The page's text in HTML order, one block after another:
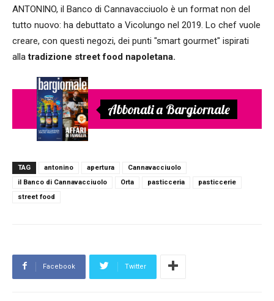
ANTONINO, il Banco di Cannavacciuolo è un format non del
tutto nuovo: ha debuttato a Vicolungo nel 2019. Lo chef vuole
creare, con questi negozi, dei punti "smart gourmet" ispirati
allatradizione street food napoletana.
Abbonati a Bargiornale
TAG antonino apertura
Cannavacciuolo
il Banco di Cannavacciuolo
Orta pasticceria
pasticcerie
street food
Facebook Twitter